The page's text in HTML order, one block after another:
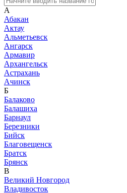
А
Абакан
Актау
Альметьевск
Ангарск
Армавир
Архангельск
Астрахань
Ачинск
Б
Балаково
Балашиха
Барнаул
Березники
Бийск
Благовещенск
Братск
Брянск
В
Великий Новгород
Владивосток